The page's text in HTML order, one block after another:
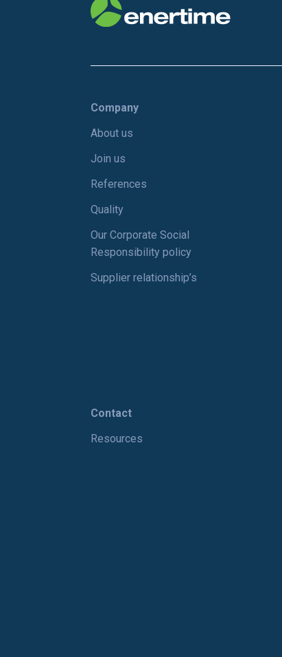
Company
About us
Join us
References
Quality
Our Corporate Social
Responsibility policy
Supplier relationship’s
Contact
Resources